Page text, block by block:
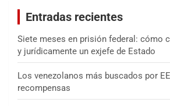
Entradas recientes
Siete meses en prisión federal: cómo
y jurídicamente un exjefe de Estado
Los venezolanos más buscados por
recompensas